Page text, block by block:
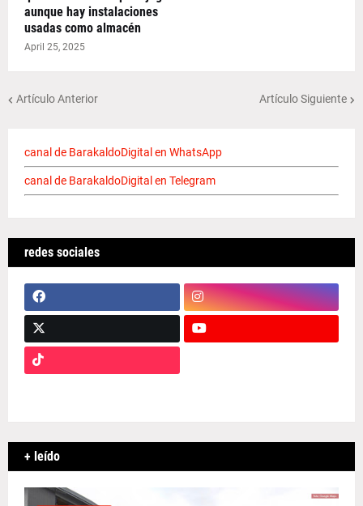
aunque hay instalaciones
usadas como almacén
April 25, 2025
Artículo Anterior Artículo Siguiente
canal de BarakaldoDigital en WhatsApp
canal de BarakaldoDigital en Telegram
redes sociales
+ leído